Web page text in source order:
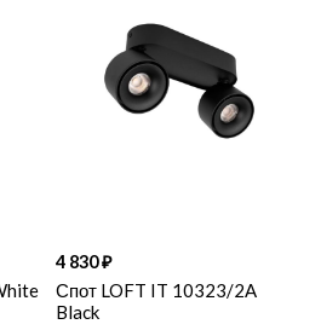
4 830
Спот LOFT IT 10323/2A
Black